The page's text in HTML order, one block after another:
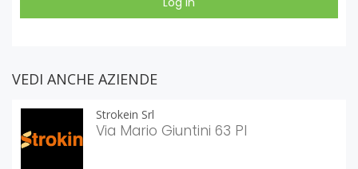
VEDI ANCHE AZIENDE
Strokein Srl
Via Mario Giuntini 63 PI